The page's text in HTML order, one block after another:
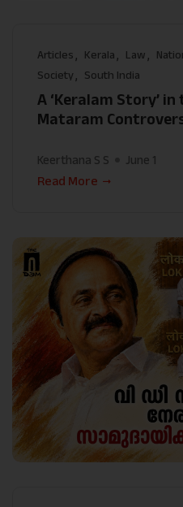
Articles Kerala Law
Society
South India
A ‘Keralam Story’
Mataram
Keerthana S S
June 1
Read More